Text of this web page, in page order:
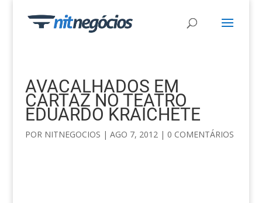
AVACALHADOS EM
CARTAZ NO TEATRO
EDUARDO KRAICHETE
POR NITNEGOCIOS | AGO 7, 2012| 0 COMENTÁRIOS